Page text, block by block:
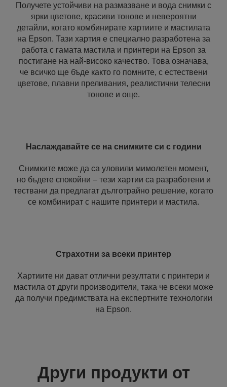
Получете устойчиви на размазване и вода снимки с
ярки цветове, красиви тонове и невероятни
детайли, когато комбинирате хартиите и мастилата
на Epson. Тази хартия е специално разработена за
работа с гамата мастила и принтери на Epson за
постигане на най-високо качество. Това означава,
че всичко ще бъде както го помните, с естествени
цветове, плавни преливания, реалистични телесни
тонове и още.
Наслаждавайте се на снимките си с години
Снимките може да са уловили мимолетен момент,
но бъдете спокойни – тези хартии са разработени и
тествани да предлагат дълготрайно решение, когато
се комбинират с нашите принтери и мастила.
Страхотни за всеки принтер
Хартиите ни дават отлични резултати с принтери и
мастила от други производители, така че всеки може
да получи предимствата на експертните технологии
на Epson.
Други продукти от